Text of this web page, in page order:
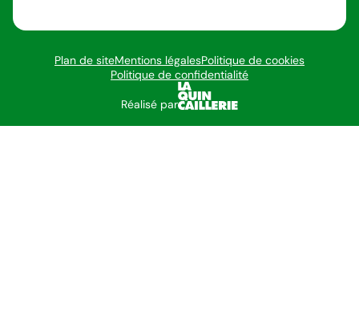
Plan de siteMentions légalesPolitique de cookies
Politique de confidentialité
Réalisé par